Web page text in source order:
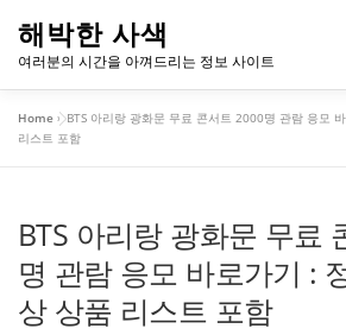
로
해박한 사색
여러분의 시간을 아껴드리는 정보 사이트
개인정보처리방침
Home »BTS 아리랑 광화문 무료 콘서트 2000명 관람 응모
리스트 포함
BTS 아리랑 광화문 무료
명 관람 응모 바로가기 :
상 상품 리스트 포함